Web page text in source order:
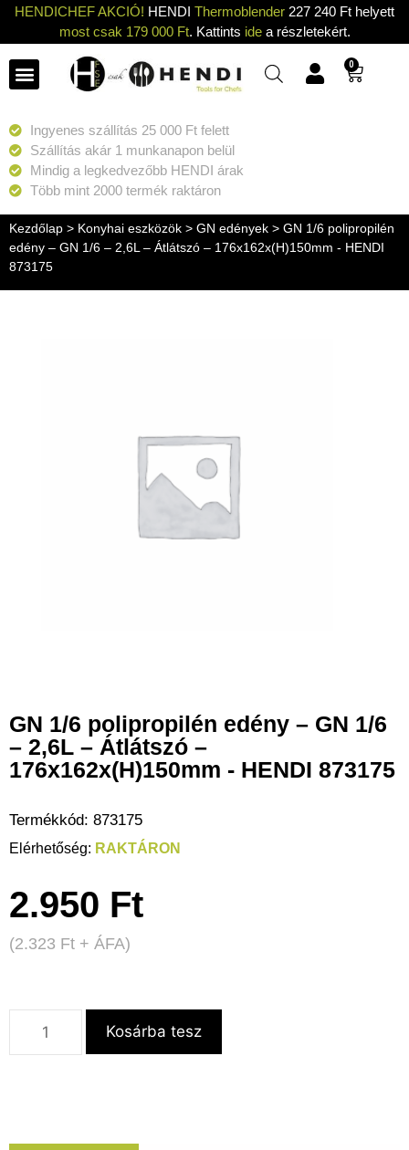
HENDICHEF AKCIÓ! HENDI Thermoblender 227 240 Ft helyett
most csak 179 000 Ft. Kattints idea részletekért.
0
Ingyenes szállítás 25 000 Ft felett
Szállítás akár 1 munkanapon belül
Mindig a legkedvezőbb HENDI árak
Több mint 2000 termék raktáron
Kezdőlap > Konyhai eszközök > GN edények > GN 1/6 polipropilén
edény – GN 1/6 – 2,6L – Átlátszó – 176x162x(H)150mm - HENDI
873175
GN 1/6 polipropilén edény – GN 1/6
– 2,6L – Átlátszó –
176x162x(H)150mm - HENDI 873175
Termékkód: 873175
RAKTÁRON
2.950 Ft
(2.323 Ft + ÁFA)
Kosárba tesz